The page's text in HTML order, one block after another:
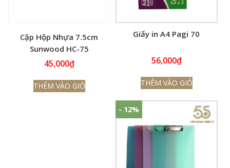
Cặp Hộp Nhựa 7.5cm
Sunwood HC-75
45,000₫
THÊM VÀO GIỎ
Giấy in A4 Pagi 70
56,000₫
THÊM VÀO GIỎ
- 12%